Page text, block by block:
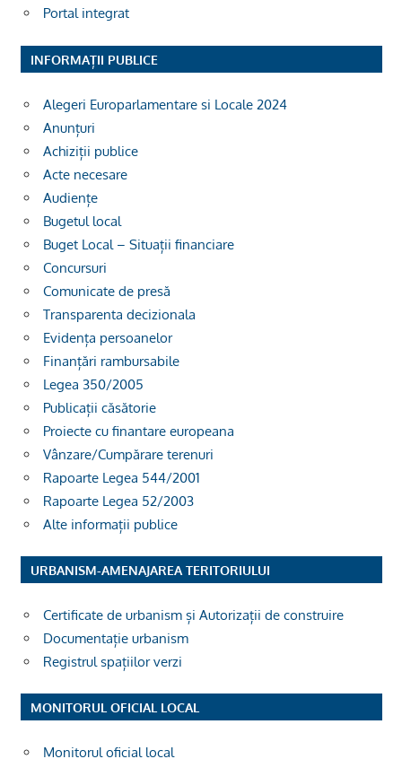
Portal integrat
INFORMAȚII PUBLICE
Alegeri Europarlamentare si Locale 2024
Anunțuri
Achiziții publice
Acte necesare
Audiențe
Bugetul local
Buget Local – Situații financiare
Concursuri
Comunicate de presă
Transparenta decizionala
Evidența persoanelor
Finanțări rambursabile
Legea 350/2005
Publicații căsătorie
Proiecte cu finantare europeana
Vânzare/Cumpărare terenuri
Rapoarte Legea 544/2001
Rapoarte Legea 52/2003
Alte informații publice
URBANISM-AMENAJAREA TERITORIULUI
Certificate de urbanism și Autorizații de construire
Documentație urbanism
Registrul spațiilor verzi
MONITORUL OFICIAL LOCAL
Monitorul oficial local